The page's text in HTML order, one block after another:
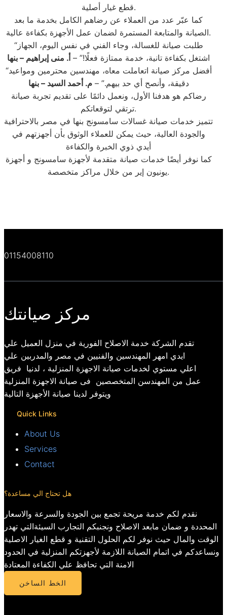
قطع غيار أصلية.
كما عبّر عدد من العملاء عن رضاهم الكامل بخدمة ما بعد
الصيانة والمتابعة المستمرة لضمان عمل الأجهزة بكفاءة عالية.
“طلبت صيانة للغسالة، وجاء الفني في نفس اليوم، الجهاز
اشتغل بكفاءة تانية، خدمة ممتازة فعلًا!” – أ. منى إبراهيم – بنها
“أفضل مركز صيانة اتعاملت معاه، مهندسين محترمين ومواعيد
دقيقة، وأنصح أي حد بيهم.” –م. أحمد السيد – بنها
رضاكم هو هدفنا الأول، ونعمل دائمًا على تقديم تجربة صيانة
ترتقي لتوقعاتكم.
تتميز خدمات صيانة غسالات سامسونج بنها في مصر بالاحترافية
والجودة العالية، حيث يمكن للعملاء الوثوق بأن أجهزتهم في
أيدي ذوي الخبرة والكفاءة
كما نوفر أيضًا خدمات صيانة متقدمة لأجهزة سامسونج و أجهزة
يونيون إير من خلال مراكز متخصصة.
01154008110
مركز صيانتك
تقدم الشركة خدمة الاصلاح الفورية في منزل العميل علي
ايدي امهر المهندسين والفنيين في مصر والمدربين علي
اعلي مستوي لخدمات صيانة الاجهزة المنزلية ، لدنيا فريق
عمل من المهندسن المتخصصين فى صيانة الاجهزة المنزلية
ويتوفر لدينا صيانة الأجهزة التالية
Quick Links
About Us
Services
Contact
هل تحتاج الي مساعدة؟
نقدم لكم خدمة مريحة تجمع بين الجودة والسرعة والاسعار
المحددة و ضمان مابعد الاصلاح ونجنبكم التجارب السيئةالتي تهدر
الوقت والمال حيث نوفر لكم الحلول التقنية و قطع الغيار الاصلية
ونساعدكم في اتمام الصيانة اللازمة لأجهزتكم المنزلية في الحدود
الامنة التي تحافظ علي الكفاءة المعتادة
الخط الساخن